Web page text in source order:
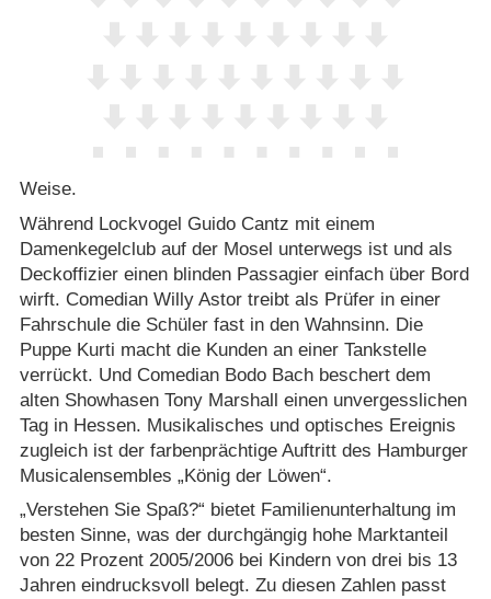
Weise.
Während Lockvogel Guido Cantz mit einem
Damenkegelclub auf der Mosel unterwegs ist und als
Deckoffizier einen blinden Passagier einfach über Bord
wirft. Comedian Willy Astor treibt als Prüfer in einer
Fahrschule die Schüler fast in den Wahnsinn. Die
Puppe Kurti macht die Kunden an einer Tankstelle
verrückt. Und Comedian Bodo Bach beschert dem
alten Showhasen Tony Marshall einen unvergesslichen
Tag in Hessen. Musikalisches und optisches Ereignis
zugleich ist der farbenprächtige Auftritt des Hamburger
Musicalensembles „König der Löwen“.
„Verstehen Sie Spaß?“ bietet Familienunterhaltung im
besten Sinne, was der durchgängig hohe Marktanteil
von 22 Prozent 2005/​2006 bei Kindern von drei bis 13
Jahren eindrucksvoll belegt. Zu diesen Zahlen passt